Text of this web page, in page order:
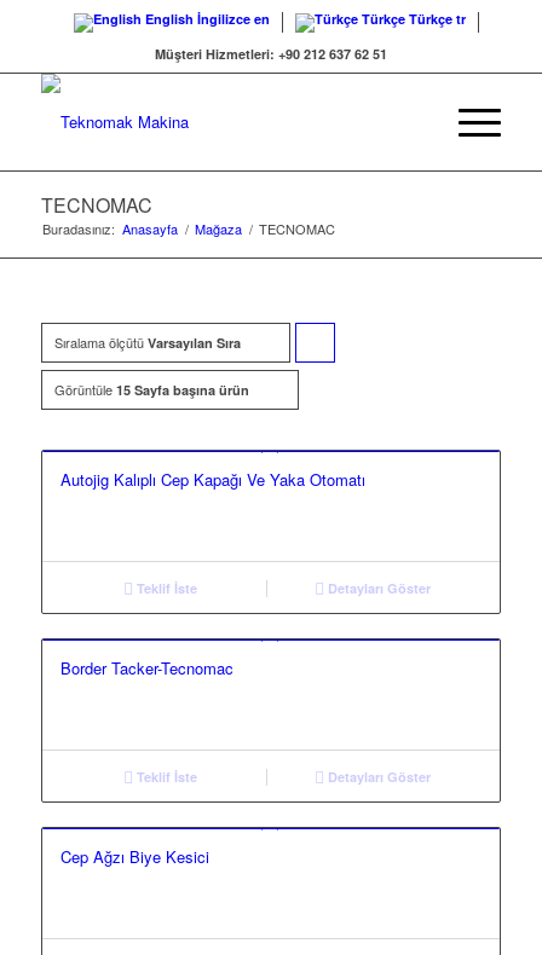
English İngilizce en Türkçe Türkçe tr
Müşteri Hizmetleri: +90 212 637 62 51
TECNOMAC
Buradasınız: Anasayfa / Mağaza / TECNOMAC
Sıralama ölçütü Varsayılan Sıra
sıralamak
için
Görüntüle 15 Sayfa başına ürün
Autojig Kalıplı Cep Kapağı Ve Yaka Otomatı
Teklif İste Detayları Göster
Border Tacker-Tecnomac
Teklif İste Detayları Göster
Cep Ağzı Biye Kesici